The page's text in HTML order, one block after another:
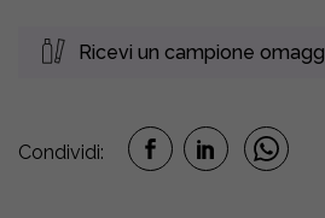
quantity
Ricevi un campione
Condividi: